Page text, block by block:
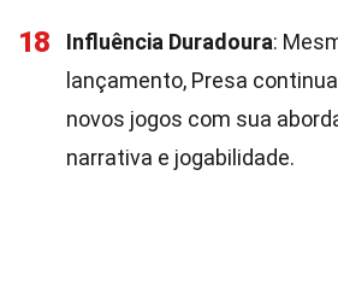
18 Influência Duradoura:
lançamento, Presa
novos jogos com sua
narrativa e jogabilidade.